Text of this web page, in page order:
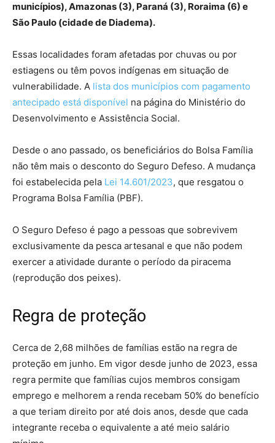
municípios), Amazonas (3), Paraná (3), Roraima (6) e
São Paulo (cidade de Diadema).
Essas localidades foram afetadas por chuvas ou por
estiagens ou têm povos indígenas em situação de
vulnerabilidade. A lista dos municípios com pagamento
antecipado está disponível na página do Ministério do
Desenvolvimento e Assistência Social.
Desde o ano passado, os beneficiários do Bolsa Família
não têm mais o desconto do Seguro Defeso. A mudança
foi estabelecida pela Lei 14.601/2023, que resgatou o
Programa Bolsa Família (PBF).
O Seguro Defeso é pago a pessoas que sobrevivem
exclusivamente da pesca artesanal e que não podem
exercer a atividade durante o período da piracema
(reprodução dos peixes).
Regra de proteção
Cerca de 2,68 milhões de famílias estão na regra de
proteção em junho. Em vigor desde junho de 2023, essa
regra permite que famílias cujos membros consigam
emprego e melhorem a renda recebam 50% do benefício
a que teriam direito por até dois anos, desde que cada
integrante receba o equivalente a até meio salário